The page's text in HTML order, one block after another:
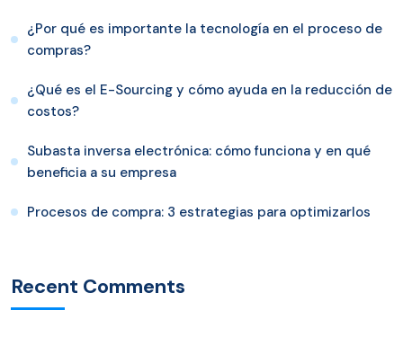
¿Por qué es importante la tecnología en el proceso de
compras?
¿Qué es el E-Sourcing y cómo ayuda en la reducción de
costos?
Subasta inversa electrónica: cómo funciona y en qué
beneficia a su empresa
Procesos de compra: 3 estrategias para optimizarlos
Recent Comments